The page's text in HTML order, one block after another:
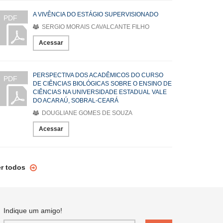
PDF
A VIVÊNCIA DO ESTÁGIO SUPERVISIONADO
SERGIO MORAIS CAVALCANTE FILHO
Acessar
PDF
PERSPECTIVA DOS ACADÊMICOS DO CURSO
DE CIÊNCIAS BIOLÓGICAS SOBRE O ENSINO DE
CIÊNCIAS NA UNIVERSIDADE ESTADUAL VALE
DO ACARAÚ, SOBRAL-CEARÁ
DOUGLIANE GOMES DE SOUZA
Acessar
todos
Indique um amigo!